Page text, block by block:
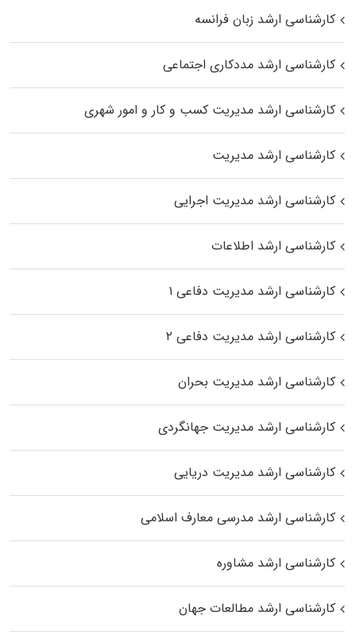
کارشناسی ارشد زبان فرانسه
کارشناسی ارشد مددکاری اجتماعی
کارشناسی ارشد مدیریت کسب و کار و امور شهری
کارشناسی ارشد مدیریت
کارشناسی ارشد مدیریت اجرایی
کارشناسی ارشد اطلاعات
کارشناسی ارشد مدیریت دفاعی ۱
کارشناسی ارشد مدیریت دفاعی ۲
کارشناسی ارشد مدیریت بحران
کارشناسی ارشد مدیریت جهانگردی
کارشناسی ارشد مدیریت دریایی
کارشناسی ارشد مدرسی معارف اسلامی
کارشناسی ارشد مشاوره
کارشناسی ارشد مطالعات جهان